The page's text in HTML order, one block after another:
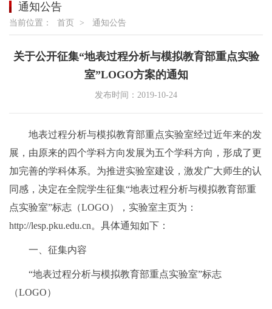
通知公告
当前位置： 首页 > 通知公告
关于公开征集“地表过程分析与模拟教育部重点实验
室”LOGO方案的通知
发布时间：2019-10-24
地表过程分析与模拟教育部重点实验室经过近年来的发
展，由原来的四个学科方向发展为五个学科方向，形成了更
加完善的学科体系。为推进实验室建设，激发广大师生的认
同感，决定在全院学生征集“地表过程分析与模拟教育部重
点实验室”标志（LOGO），实验室主页为：
http://lesp.pku.edu.cn。具体通知如下：
一、征集内容
“地表过程分析与模拟教育部重点实验室”标志
（LOGO）